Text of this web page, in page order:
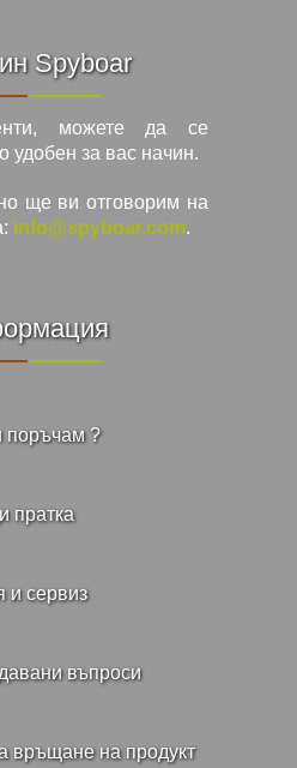
Spyboar
можете да се
удобен за вас начин.
ще ви отговорим на
info@spyboar.com.
поръчам ?
пратка
и сервиз
въпроси
връщане на продукт